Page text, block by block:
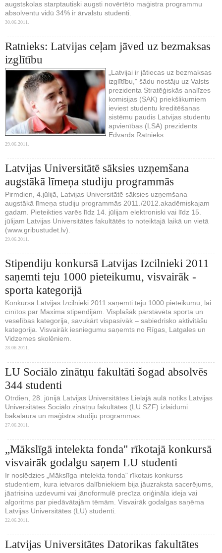
augstskolas starptautiski augsti novērtēto maģistra programmu
absolventu vidū 34% ir ārvalstu studenti.
30.06.2011.
Ratnieks: Latvijas ceļam jāved uz bezmaksas
izglītību
„Latvijai ir jātiecas uz bezmaksas
izglītību," šādu nostāju uz Valsts
prezidenta Stratēģiskās analīzes
komisijas (SAK) priekšlikumiem
ieviest studentu kreditēšanas
sistēmu paudis Latvijas studentu
apvienības (LSA) prezidents
Edvards Ratnieks.
29.06.2011.
Latvijas Universitātē sāksies uzņemšana
augstākā līmeņa studiju programmās
Pirmdien, 4.jūlijā, Latvijas Universitātē sāksies uzņemšana
augstākā līmeņa studiju programmās 2011./2012.akadēmiskajam
gadam. Pieteikties varēs līdz 14. jūlijam elektroniski vai līdz 15.
jūlijam Latvijas Universitātes fakultātēs to noteiktajā laikā un vietā
(www.gribustudet.lv).
29.06.2011.
Stipendiju konkursā Latvijas Izcilnieki 2011
saņemti teju 1000 pieteikumu, visvairāk -
sporta kategorijā
Konkursā Latvijas Izcilnieki 2011 saņemti teju 1000 pieteikumu, lai
cīnītos par Maxima stipendijām. Visplašāk pārstāvēta sporta un
veselības kategorija, savukārt vispasīvāk – sabiedrisko aktivitāšu
kategorija. Visvairāk iesniegumu saņemts no Rīgas, Latgales un
Vidzemes skolēniem.
28.06.2011.
LU Sociālo zinātņu fakultāti šogad absolvēs
344 studenti
Otrdien, 28. jūnijā Latvijas Universitātes Lielajā aulā notiks Latvijas
Universitātes Sociālo zinātņu fakultātes (LU SZF) izlaidumi
bakalaura un maģistra studiju programmās.
27.06.2011.
„Mākslīgā intelekta fonda" rīkotajā konkursā
visvairāk godalgu saņem LU studenti
Ir noslēdzies „Mākslīga intelekta fonda" rīkotais konkurss
studentiem, kura ietvaros dalībniekiem bija jāuzraksta sacerējums,
jāatrisina uzdevumi vai jānoformulē precīza oriģināla ideja vai
algoritms par piedāvātajām tēmām. Visvairāk godalgas saņēma
Latvijas Universitātes (LU) studenti.
22.06.2011.
Latvijas Universitātes Datorikas fakultātes